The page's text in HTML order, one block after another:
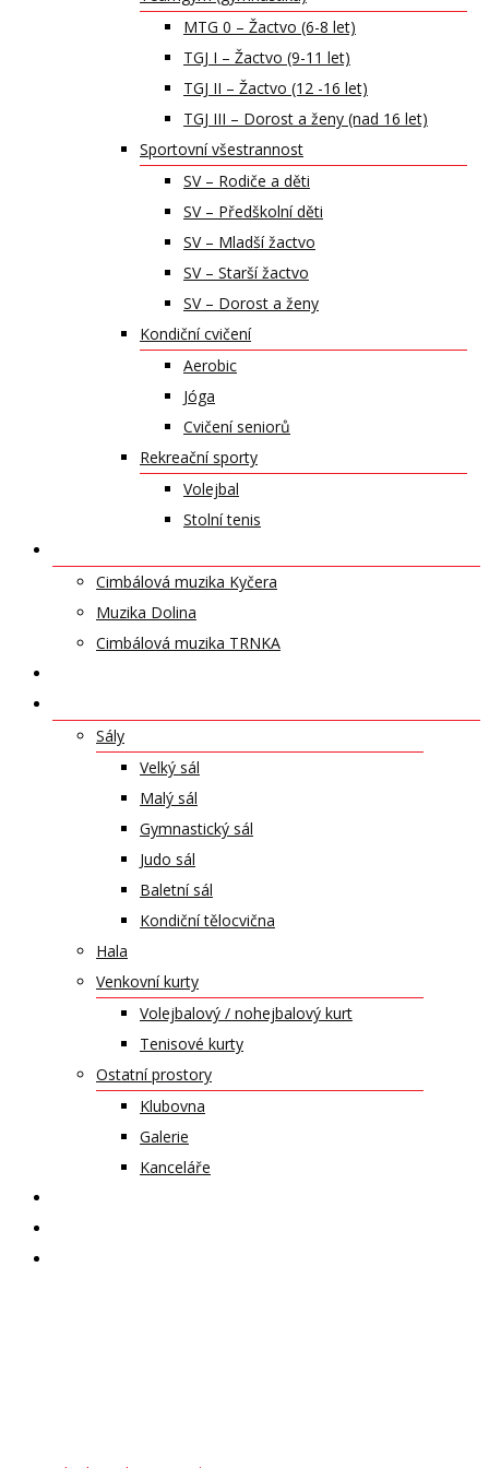
MTG 0 – Žactvo (6-8 let)
TGJ I – Žactvo (9-11 let)
TGJ II – Žactvo (12 -16 let)
TGJ III – Dorost a ženy (nad 16 let)
Sportovní všestrannost
SV – Rodiče a děti
SV – Předškolní děti
SV – Mladší žactvo
SV – Starší žactvo
SV – Dorost a ženy
Kondiční cvičení
Aerobic
Jóga
Cvičení seniorů
Rekreační sporty
Volejbal
Stolní tenis
Cimbálová muzika Kyčera
Muzika Dolina
Cimbálová muzika TRNKA
Sály
Velký sál
Malý sál
Gymnastický sál
Judo sál
Baletní sál
Kondiční tělocvična
Hala
Venkovní kurty
Volejbalový / nohejbalový kurt
Tenisové kurty
Ostatní prostory
Klubovna
Galerie
Kanceláře